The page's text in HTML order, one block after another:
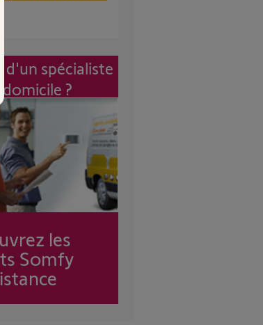
spécialiste
?
les
Somfy